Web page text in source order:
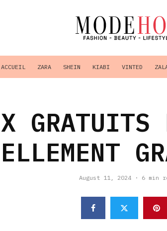
ACCUEIL ZARA SHEIN KIABI VINTED
August 11, 2024 · 6 min